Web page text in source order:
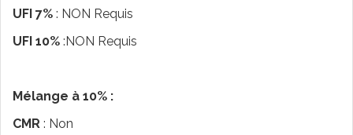
UFI 7% : NON Requis
UFI 10% :NON Requis
Mélange à 10% :
CMR : Non